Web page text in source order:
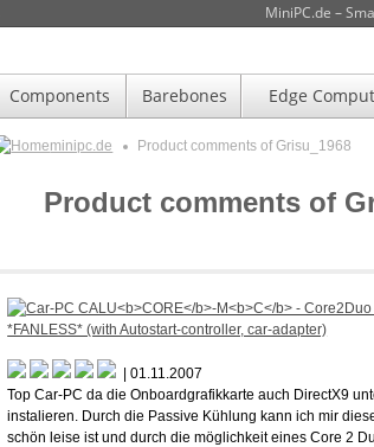
MiniPC.de –
Components Barebones Edge
minipc.de Product comments of Grisu_1968
Product comments of
| 01.11.2007
Top Car-PC da die Onboardgrafikkarte auch DirectX9
instalieren. Durch die Passive Kühlung kann ich mir
schön leise ist und durch die möglichkeit eines Core 2